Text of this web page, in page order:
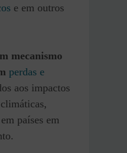
e em outros
mecanismo
perdas e
aos impactos
países em